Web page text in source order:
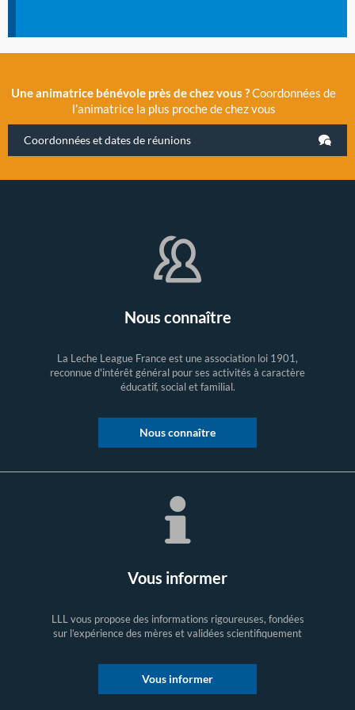
Une animatrice bénévole près de chez vous ?Coordonnées de
l’animatrice la plus proche de chez vous
Coordonnées et dates de réunions
Nous connaître
La Leche League France est une association loi 1901,
reconnue d'intérêt général pour ses activités à caractère
éducatif, social et familial.
Nous connaître
Vous informer
LLL vous propose des informations rigoureuses, fondées
sur l’expérience des mères et validées scientifiquement
Vous informer